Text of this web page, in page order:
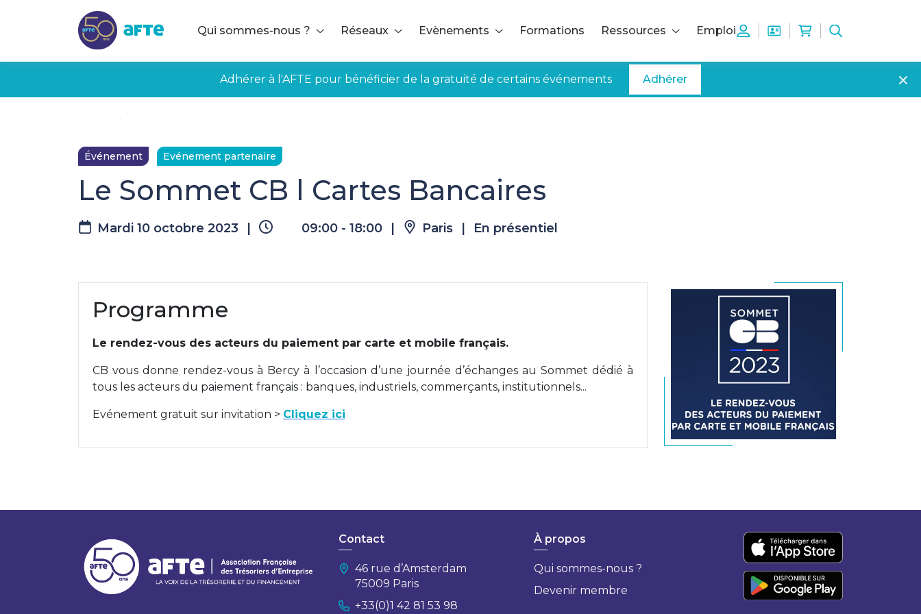
Qui sommes-nous ?
Réseaux Evènements Formations Ressources Emploi
Adhérer à l'AFTE pour bénéficier de la gratuité de certains événements Adhérer
Événement Evénement partenaire
Le Sommet CB l Cartes Bancaires
Mardi 10 octobre 2023 09:00 - 18:00 Paris En présentiel
Programme
Le rendez-vous des acteurs du paiement par carte et mobile français.
CB vous donne rendez-vous à Bercy à l’occasion d’une journée d’échanges au Sommet dédié à
tous les acteurs du paiement français : banques, industriels, commerçants, institutionnels...
Evénement gratuit sur invitation > Cliquez ici
Contact
46 rue d’Amsterdam
75009 Paris
+33(0)1 42 81 53 98
À propos
Qui sommes-nous ?
Devenir membre